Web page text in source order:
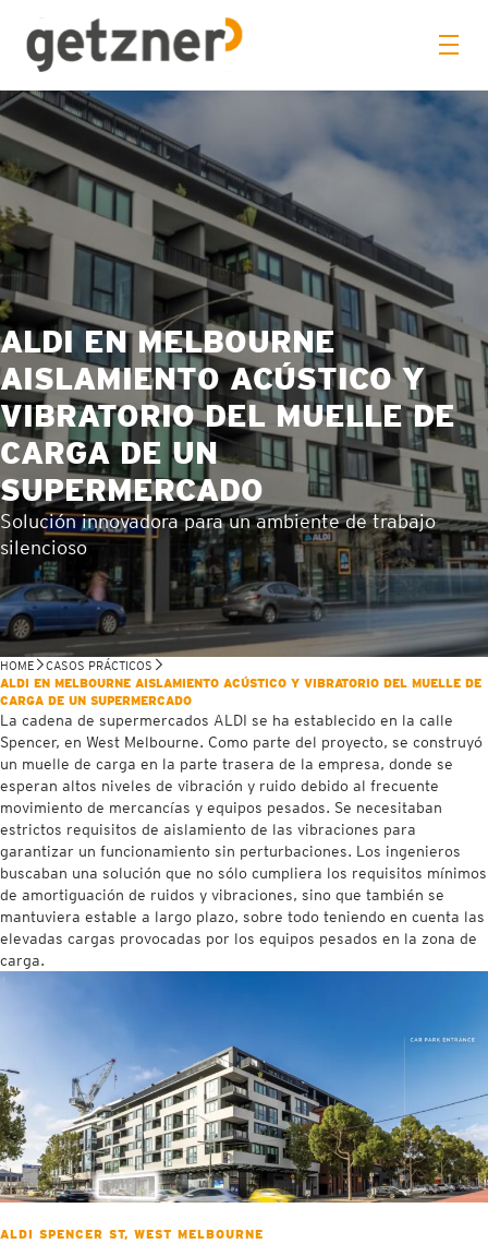
ALDI EN MELBOURNE
AISLAMIENTO ACÚSTICO Y
VIBRATORIO DEL MUELLE DE
CARGA DE UN
SUPERMERCADO
Solución innovadora para un ambiente de trabajo
silencioso
HOME
CASOS PRÁCTICOS
ALDI EN MELBOURNE AISLAMIENTO ACÚSTICO Y VIBRATORIO DEL MUELLE DE
CARGA DE UN SUPERMERCADO
La cadena de supermercados ALDI se ha establecido en la calle
Spencer, en West Melbourne. Como parte del proyecto, se construyó
un muelle de carga en la parte trasera de la empresa, donde se
esperan altos niveles de vibración y ruido debido al frecuente
movimiento de mercancías y equipos pesados. Se necesitaban
estrictos requisitos de aislamiento de las vibraciones para
garantizar un funcionamiento sin perturbaciones. Los ingenieros
buscaban una solución que no sólo cumpliera los requisitos mínimos
de amortiguación de ruidos y vibraciones, sino que también se
mantuviera estable a largo plazo, sobre todo teniendo en cuenta las
elevadas cargas provocadas por los equipos pesados en la zona de
carga.
ALDI SPENCER ST, WEST MELBOURNE